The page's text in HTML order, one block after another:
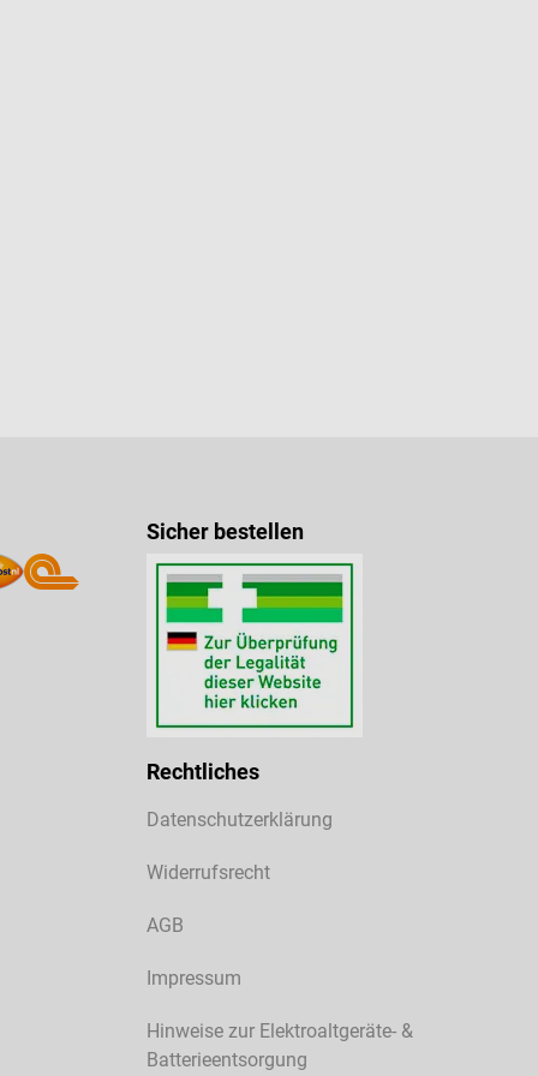
Sicher bestellen
Rechtliches
Datenschutzerklärung
Widerrufsrecht
AGB
Impressum
Hinweise zur Elektroaltgeräte- &
Batterieentsorgung